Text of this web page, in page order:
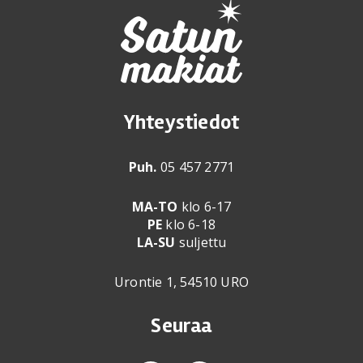
Yhteystiedot
Puh. 05 457 2771
MA-TO klo 6-17
PE klo 6-18
LA-SU suljettu
Urontie 1, 54510 URO
Seuraa